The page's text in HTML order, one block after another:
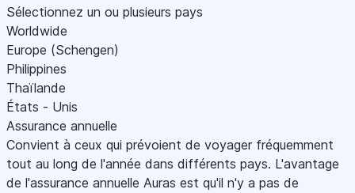
Sélectionnez un ou plusieurs pays
Worldwide
Europe (Schengen)
Philippines
Thaïlande
États - Unis
Assurance annuelle
Convient à ceux qui prévoient de voyager fréquemment
tout au long de l'année dans différents pays. L'avantage
de l'assurance annuelle Auras est qu'il n'y a pas de